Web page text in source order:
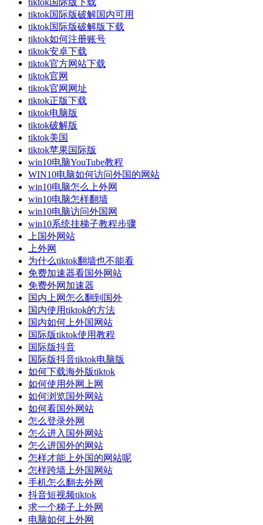
tiktok国际版破解国内可用
tiktok国际版破解版下载
tiktok如何注册账号
tiktok安卓下载
tiktok官方网站下载
tiktok官网
tiktok官网网址
tiktok正版下载
tiktok电脑版
tiktok破解版
tiktok美国
tiktok苹果国际版
win10电脑YouTube教程
WIN10电脑如何访问外国的网站
win10电脑怎么上外网
win10电脑怎样翻墙
win10电脑访问外国网
win10系统挂梯子教程步骤
上国外网站
上外网
为什么tiktok翻墙也不能看
免费加速器看国外网站
免费外网加速器
国内上网怎么翻到国外
国内使用tiktok的方法
国内如何上外国网站
国际版tiktok使用教程
国际版抖音
国际版抖音tiktok电脑版
如何下载海外版tiktok
如何使用外网上网
如何浏览国外网站
如何看国外网站
怎么登录外网
怎么进入国外网站
怎么进国外的网站
怎样才能上外国的网站呢
怎样跨墙上外国网站
手机怎么翻去外网
抖音短视频tiktok
求一个梯子上外网
电脑如何上外网